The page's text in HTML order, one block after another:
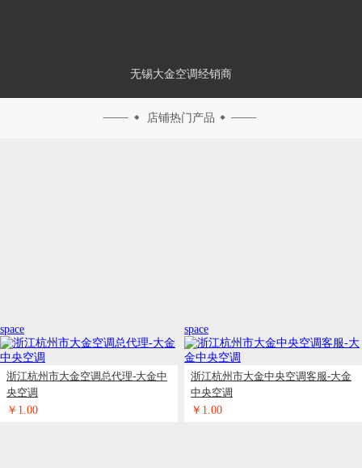
space
无锡大金空调经销商
店铺热门产品
space
浙江杭州市大金空调总代理-大金中
央空调
￥1.00
space
浙江杭州市大金中央空调客服-大金
中央空调
￥1.00